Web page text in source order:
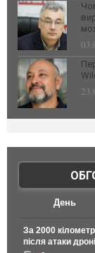
День
За 2000
після атаки